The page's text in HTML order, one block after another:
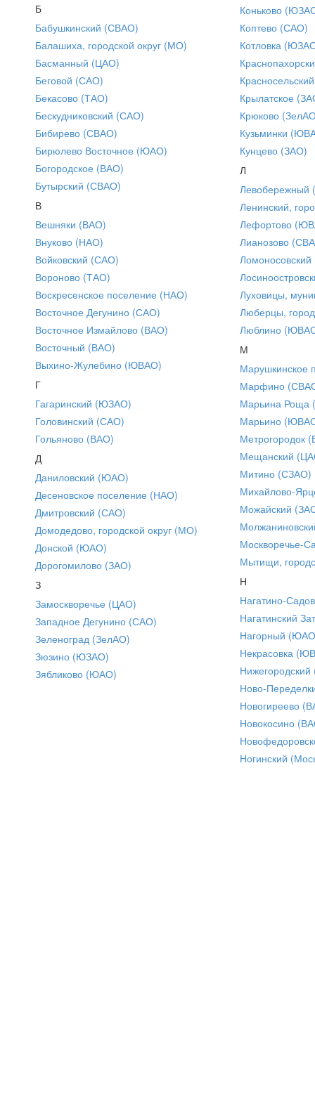
Б
Бабушкинский (СВАО)
Балашиха, городской округ (МО)
Басманный (ЦАО)
Беговой (САО)
Бекасово (ТАО)
Бескудниковский (САО)
Бибирево (СВАО)
Бирюлево Восточное (ЮАО)
Богородское (ВАО)
Бутырский (СВАО)
В
Вешняки (ВАО)
Внуково (НАО)
Войковский (САО)
Вороново (ТАО)
Воскресенское поселение (НАО)
Восточное Дегунино (САО)
Восточное Измайлово (ВАО)
Восточный (ВАО)
Выхино-Жулебино (ЮВАО)
Г
Гагаринский (ЮЗАО)
Головинский (САО)
Гольяново (ВАО)
Д
Даниловский (ЮАО)
Десеновское поселение (НАО)
Дмитровский (САО)
Домодедово, городской округ (МО)
Донской (ЮАО)
Дорогомилово (ЗАО)
З
Замоскворечье (ЦАО)
Западное Дегунино (САО)
Зеленоград (ЗелАО)
Зюзино (ЮЗАО)
Зябликово (ЮАО)
Коньково
Коптево (САО)
Котловка
Крылатское
Крюково
Кузьминки
Кунцево (ЗАО)
Л
Ленинский,
Лефортово
Лианозово
Луховицы,
Люберцы,
Люблино
М
Марушкинское
Марфино
Марьина Роща
Марьино
Метрогородок
Мещанский
Митино (СЗАО)
Михайлово-
Можайский
Москворечье-
Мытищи,
Н
Нагатино-
Нагатинский
Нагорный
Некрасовка
Ново-
Новогиреево
Новокосино
Ногинский